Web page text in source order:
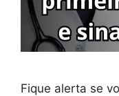
Fique alerta se